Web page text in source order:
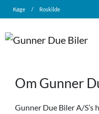
Køge / Roskilde
Om Gunner
Gunner Due Biler A/